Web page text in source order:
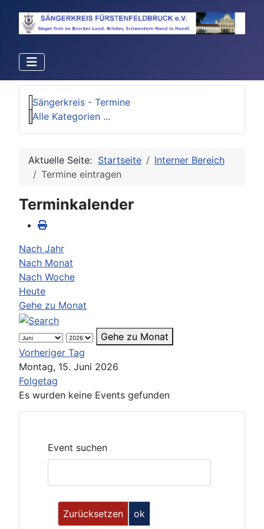
Sängerkreis - Termine
Alle Kategorien ...
Aktuelle Seite: Startseite
Interner Bereich
Termine eintragen
Terminkalender
Nach Jahr
Nach Monat
Nach Woche
Heute
Gehe zu Monat
Gehe zu Monat
Vorheriger Tag
Montag, 15. Juni 2026
Folgetag
Es wurden keine Events gefunden
Event suchen